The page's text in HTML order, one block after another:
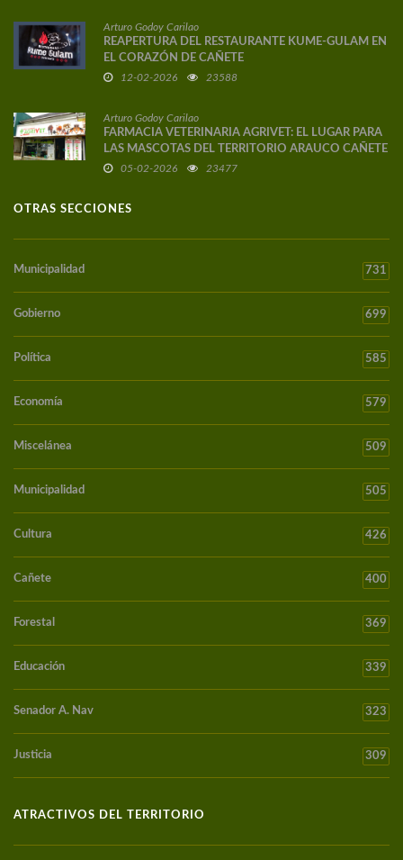
Arturo Godoy Carilao
REAPERTURA DEL RESTAURANTE KUME-GULAM EN
EL CORAZÓN DE CAÑETE
12-02-2026 23588
Arturo Godoy Carilao
FARMACIA VETERINARIA AGRIVET: EL LUGAR PARA
LAS MASCOTAS DEL TERRITORIO ARAUCO CAÑETE
05-02-2026 23477
OTRAS SECCIONES
Municipalidad 731
Gobierno 699
Política 585
Economía 579
Miscelánea 509
Municipalidad 505
Cultura 426
Cañete 400
Forestal 369
Educación 339
Senador A. Nav 323
Justicia 309
ATRACTIVOS DEL TERRITORIO